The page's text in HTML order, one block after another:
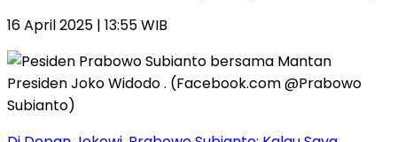
16 April 2025 | 13:55 WIB